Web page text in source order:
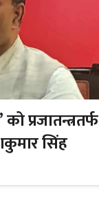
प्रजातन्त्रतर्फ
सिंह